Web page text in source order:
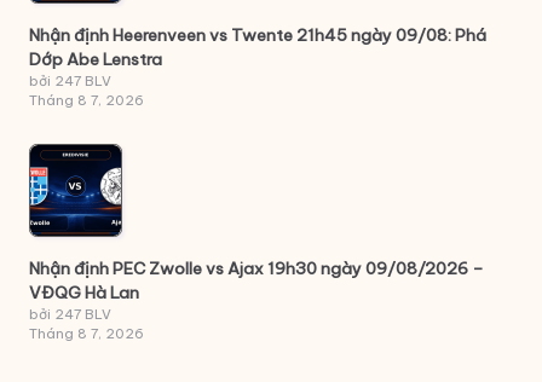
Nhận định Heerenveen vs Twente 21h45 ngày 09/08: Phá
Dớp Abe Lenstra
bởi 247 BLV
Tháng 8 7, 2026
Nhận định PEC Zwolle vs Ajax 19h30 ngày 09/08/2026 –
VĐQG Hà Lan
bởi 247 BLV
Tháng 8 7, 2026